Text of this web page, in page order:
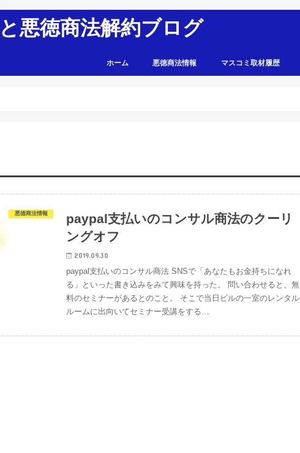
悪徳商法解約ブログ
ホーム 悪徳商法情報 マスコミ取材履歴
悪徳商法情報
paypal支払いのコンサル商法のクーリ
ングオフ
2019.09.30
paypal支払いのコンサル商法 SNSで「あなたもお金持ちになれ
る」といった書き込みをみて興味を持った。 問い合わせると、無
料のセミナーがあるとのこと。 そこで当日ビルの一室のレンタル
ルームに出向いてセミナー受講をする…